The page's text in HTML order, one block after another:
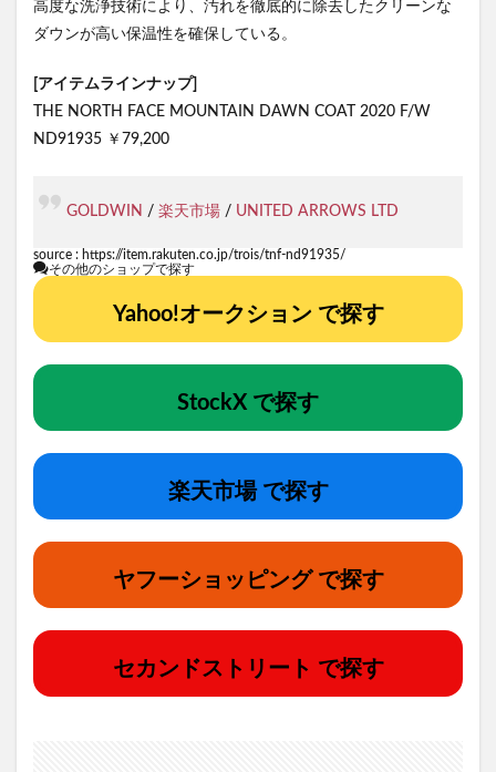
高度な洗浄技術により、汚れを徹底的に除去したクリーンな
ダウンが高い保温性を確保している。
[アイテムラインナップ]
THE NORTH FACE MOUNTAIN DAWN COAT 2020 F/W
ND91935 ￥79,200
GOLDWIN / 楽天市場 / UNITED ARROWS LTD
source : https://item.rakuten.co.jp/trois/tnf-nd91935/
その他のショップで探す
Yahoo!オークション で探す
StockX で探す
楽天市場 で探す
ヤフーショッピング で探す
セカンドストリート で探す